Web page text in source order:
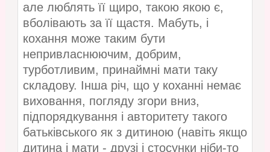
але люблять її щиро, такою якою є,
вболівають за її щастя. Мабуть, і
кохання може таким бути
непривласнюючим, добрим,
турботливим, принаймні мати таку
складову. Інша річ, що у коханні немає
виховання, погляду згори вниз,
підпорядкування і авторитету такого
батьківського як з дитиною (навіть якщо
дитина і мати - друзі і стосунки ніби-то